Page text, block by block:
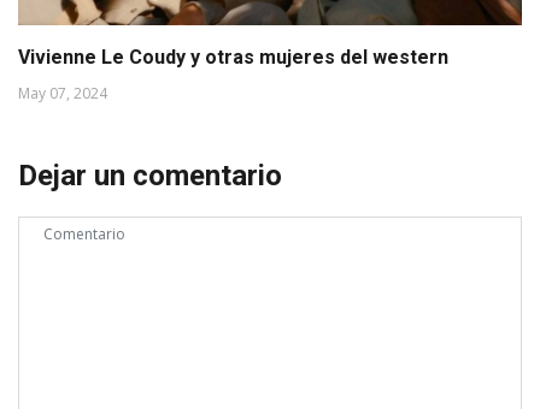
Vivienne Le Coudy y otras mujeres del western
May 07, 2024
Dejar un comentario